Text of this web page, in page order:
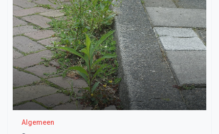
Algemeen